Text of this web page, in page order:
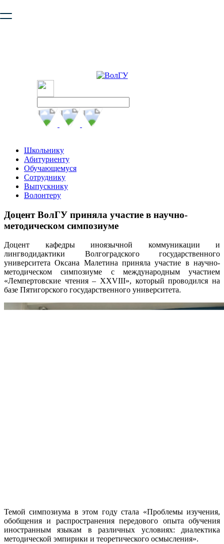
безопасную работу с сайтом. Пожалуйста
Школьнику
Абитуриенту
Обучающемуся
Сотруднику
Выпускнику
Волонтеру
Доцент ВолГУ приняла участие в научно-
методическом симпозиуме
Доцент кафедры иноязычной коммуникации и
лингводидактики Волгоградского государственного
университета Оксана Малетина приняла участие в научно-
методическом симпозиуме с международным участием
«Лемпертовские чтения – XXVIII», который проводился на
базе Пятигорского государственного университета.
Темой симпозиума в этом году стала «Проблемы изучения,
обобщения и распространения передового опыта обучения
иностранным языкам в различных условиях: диалектика
методической эмпирики и теоретического осмысления».